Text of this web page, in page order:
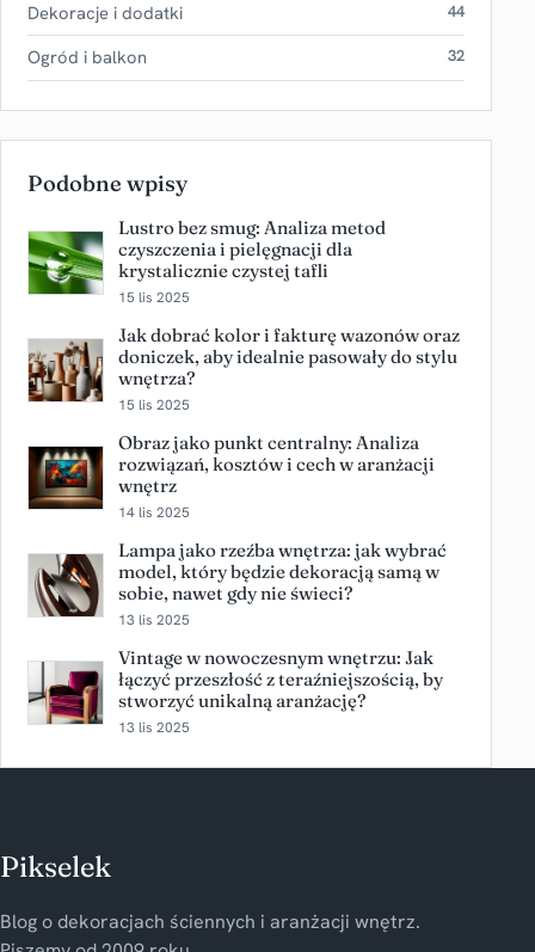
Dekoracje i dodatki 44
Ogród i balkon 32
Podobne wpisy
Lustro bez smug: Analiza metod
czyszczenia i pielęgnacji dla
krystalicznie czystej tafli
15 lis 2025
Jak dobrać kolor i fakturę wazonów oraz
doniczek, aby idealnie pasowały do stylu
wnętrza?
15 lis 2025
Obraz jako punkt centralny: Analiza
rozwiązań, kosztów i cech w aranżacji
wnętrz
14 lis 2025
Lampa jako rzeźba wnętrza: jak wybrać
model, który będzie dekoracją samą w
sobie, nawet gdy nie świeci?
13 lis 2025
Vintage w nowoczesnym wnętrzu: Jak
łączyć przeszłość z teraźniejszością, by
stworzyć unikalną aranżację?
13 lis 2025
Pikselek
Blog o dekoracjach ściennych i aranżacji wnętrz.